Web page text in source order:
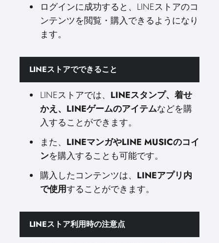
ログインに成功すると、LINEストアのコ
ンテンツを閲覧・購入できるようになり
ます。
LINEストアでできること
LINEストアでは、 LINEスタンプ、着せ
かえ、LINEゲームのアイテムなどを購
入することができます。
また、 LINEマンガやLINE MUSICのコイ
ンを購入することも可能です。
購入したコンテンツは、 LINEアプリ内
で使用することができます。
LINEストア利用時の注意点